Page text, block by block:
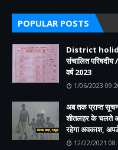
POPULAR POSTS
District holiday
संचालित परिषदीय
वर्ष 2023
1/06/2023
अब तक प्राप्त
शीतलहर के चलते
रहेगा अवकाश,
12/22/2021